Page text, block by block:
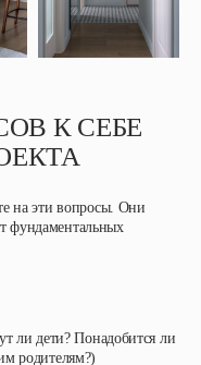
К СЕБЕ
на эти вопросы. Они
фундаментальных
ли дети? Понадобится ли
родителям?)